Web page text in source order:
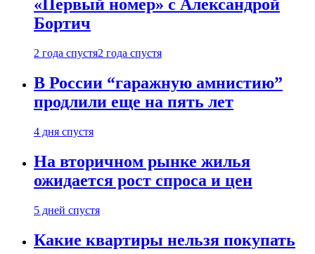
«Первый номер» с Александрой
Бортич
2 года спустя2 года спустя
В России “гаражную амнистию”
продлили еще на пять лет
4 дня спустя
На вторичном рынке жилья
ожидается рост спроса и цен
5 дней спустя
Какие квартиры нельзя покупать